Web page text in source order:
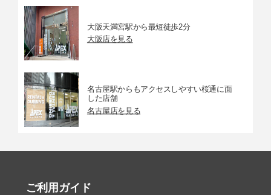
大阪天満宮駅から最短徒歩2分
大阪店を見る
名古屋駅からもアクセスしやすい桜通に面
した店舗
名古屋店を見る
ご利用ガイド